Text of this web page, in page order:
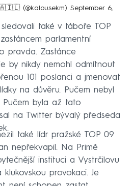
(@kalousekm) September 6,
také v táboře TOP
parlamentní
pravda. Zastánce
by nikdy nemohl odmítnout
101 poslanci a jmenovat
na důvěru. Pučem nebyl
Pučem byla až tato
na Twitter bývalý předseda
také lídr pražské TOP 09
nepřekvapil. Na Primě
instituci a Vystrčilovu
provokaci. Je